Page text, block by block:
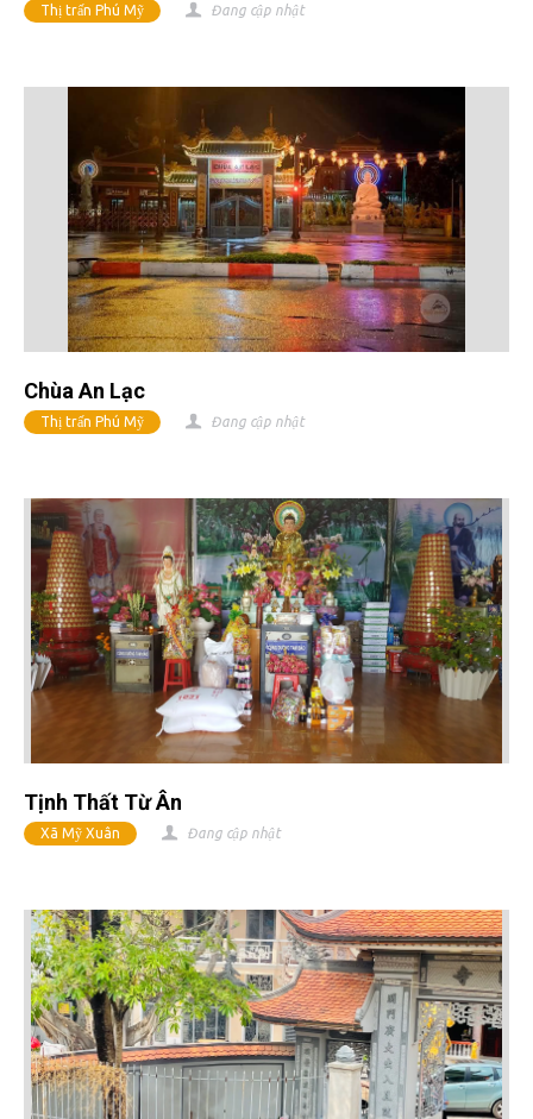
Thị trấn Phú Mỹ Đang cập nhật
Chùa An Lạc
Thị trấn Phú Mỹ Đang cập nhật
Tịnh Thất Từ Ân
Xã Mỹ Xuân Đang cập nhật